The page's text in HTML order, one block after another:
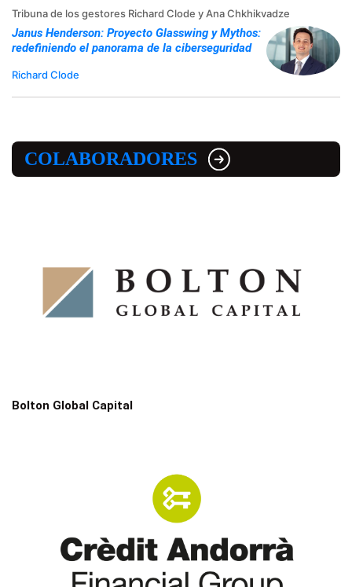
Tribuna de los gestores Richard Clode y Ana Chkhikvadze
Janus Henderson: Proyecto Glasswing y Mythos:
redefiniendo el panorama de la ciberseguridad
Richard Clode
COLABORADORES
Bolton Global Capital